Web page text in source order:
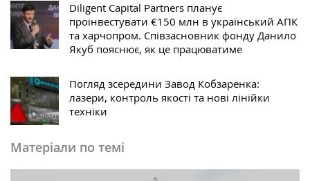
Diligent Capital Partners планує
проінвестувати €150 млн в український АПК
та харчопром. Співзасновник фонду Данило
Якуб пояснює, як це працюватиме
Погляд зсередини Завод Кобзаренка:
лазери, контроль якості та нові лінійки
техніки
Матеріали по темі